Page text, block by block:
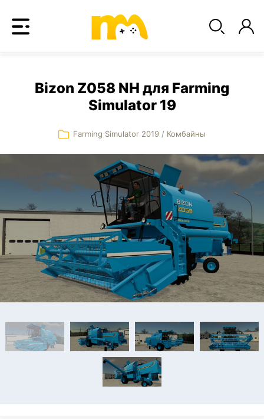
Bizon Z058 NH для Farming
Simulator 19
Farming Simulator 2019 / Комбайны